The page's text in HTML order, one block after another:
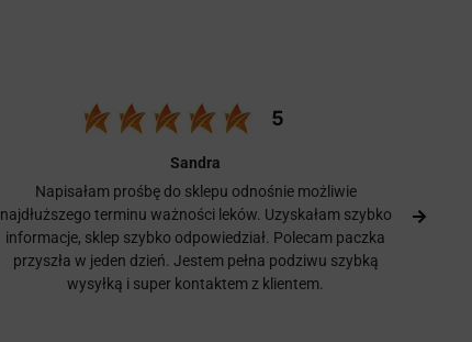
Sandra
Napisałam prośbę do sklepu odnośnie możliwie
najdłuższego terminu ważności leków. Uzyskałam szybko
informacje, sklep szybko odpowiedział. Polecam paczka
przyszła w jeden dzień. Jestem pełna podziwu szybką
wysyłką i super kontaktem z klientem.